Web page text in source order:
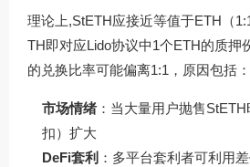
理论上,StETH应接近等值于ETH（
TH即对应Lido协议中1个ETH的质押
的兑换比率可能偏离1:1，原因包括：
市场情绪 ：当大量用户抛售
扣）扩大
DeFi套利 ：多平台套利者可利用